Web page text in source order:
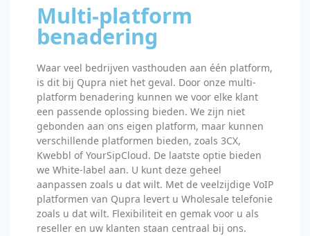
Multi-platform
benadering
Waar veel bedrijven vasthouden aan één platform,
is dit bij Qupra niet het geval. Door onze multi-
platform benadering kunnen we voor elke klant
een passende oplossing bieden. We zijn niet
gebonden aan ons eigen platform, maar kunnen
verschillende platformen bieden, zoals 3CX,
Kwebbl of YourSipCloud. De laatste optie bieden
we White-label aan. U kunt deze geheel
aanpassen zoals u dat wilt. Met de veelzijdige VoIP
platformen van Qupra levert u Wholesale telefonie
zoals u dat wilt. Flexibiliteit en gemak voor u als
reseller en uw klanten staan centraal bij ons.